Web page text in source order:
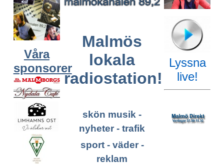
Våra
sponsorer
Malmös
lokala
radiostation!
skön musik -
nyheter - trafik
sport - väder -
reklam
Lyssna
live!